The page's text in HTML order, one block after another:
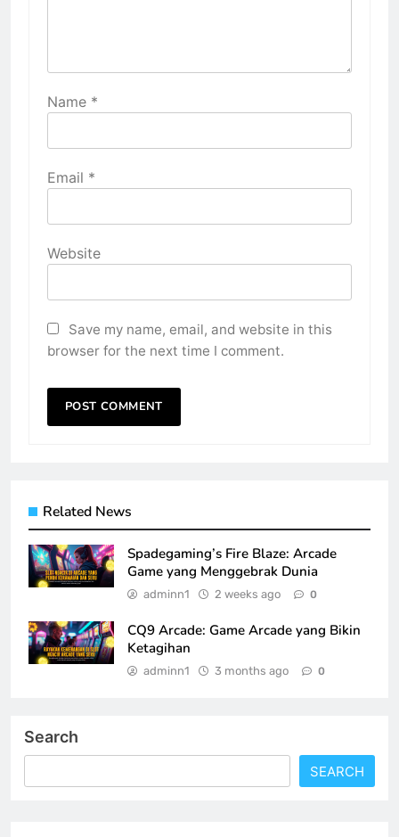
Name *
Email *
Website
Save my name, email, and website in this
browser for the next time I comment.
Related News
Spadegaming’s Fire Blaze: Arcade
Game yang Menggebrak Dunia
adminn1 2 weeks ago 0
CQ9 Arcade: Game Arcade yang Bikin
Ketagihan
adminn1 3 months ago 0
Search
SEARCH